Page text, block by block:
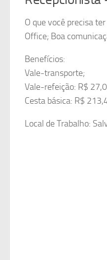
O que você precisa
Office; Boa
Benefícios:
Vale-transporte;
Vale-refeição: R$
Cesta básica: R$
Local de Trabalho: